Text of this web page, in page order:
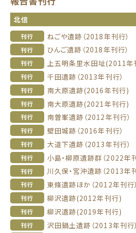
北信
刊行 ねごや遺跡（2018年刊行）
刊行 ひんご遺跡（2018年刊行）
刊行 上五明条里水田址(2011年
刊行 千田遺跡（2013年刊行）
刊行 南大原遺跡(2016年刊行)
刊行 南大原遺跡(2021年刊行)
刊行 南曽峯遺跡（2012年刊行）
刊行 壁田城跡（2016年刊行）
刊行 大道下遺跡（2013年刊行）
刊行 小島・柳原遺跡群（2022年刊
刊行 川久保・宮沖遺跡（2013年刊
刊行 東條遺跡ほか（2012年刊行）
刊行 柳沢遺跡(2012年刊行)
刊行 柳沢遺跡(2019年刊行)
刊行 沢田鍋土遺跡（2013年刊行）